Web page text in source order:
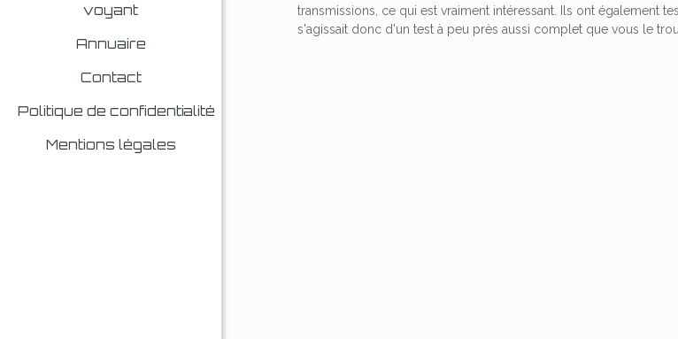
voyant
Annuaire
Contact
Politique de confidentialité
Mentions légales
transmissions, ce qui est vraiment intéressant. Ils ont également
s'agissait donc d'un test à peu près aussi complet que vous le